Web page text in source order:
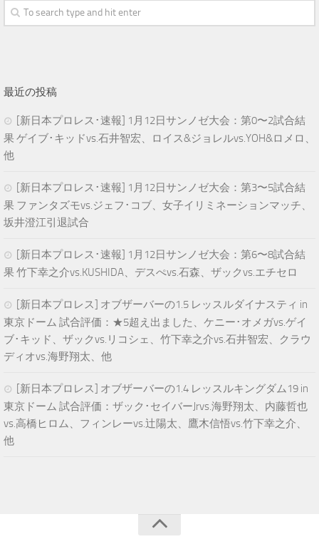
最近の投稿
[新日本プロレス･速報] 1月12日サンノゼ大会：第0〜2試合結
果 ゲイブ･キッドvs.石井智宏、ロイス&ジョレルvs.YOH&ロメロ、
他
[新日本プロレス･速報] 1月12日サンノゼ大会：第3〜5試合結
果 ファンタズモvs.ジェフ･コブ、女子イリミネーションマッチ、
坂井澄江引退試合
[新日本プロレス･速報] 1月12日サンノゼ大会：第6〜8試合結
果 竹下幸之介vs.KUSHIDA、デスぺvs.石森、ザックvs.エチセロ
[新日本プロレス] オブザーバーの1.5 レッスルダイナスティ in
東京ドーム 試合評価：★5超え出ました、ケニー･オメガvs.ゲイ
ブ･キッド、ザックvs.リコシェ、竹下幸之介vs.石井智宏、クラウ
ディオvs.海野翔太、他
[新日本プロレス] オブザーバーの1.4 レッスルキングダム19 in
東京ドーム 試合評価：ザック･セイバーJrvs.海野翔太、内藤哲也
vs.高橋ヒロム、フィンレーvs.辻陽太、鷹木信悟vs.竹下幸之介、
他